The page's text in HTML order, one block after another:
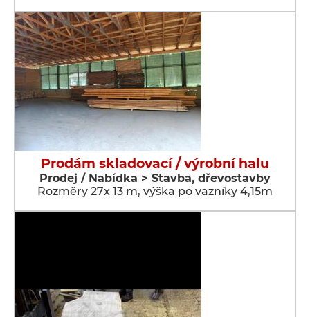
Prodám skladovací / výrobní halu
Prodej / Nabídka > Stavba, dřevostavby
Rozměry 27x 13 m, výška po vazníky 4,15m